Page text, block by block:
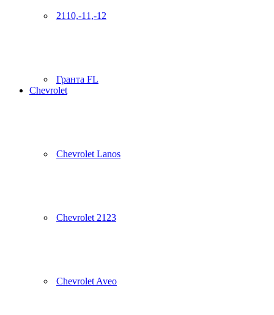
2110,-11,-12
Гранта FL
Chevrolet
Chevrolet Lanos
Chevrolet 2123
Chevrolet Aveo